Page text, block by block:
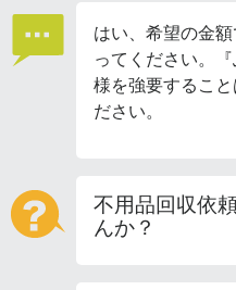
はい、希望の金
ってください。
様を強要するこ
ださい。
不用品回収依
んか？